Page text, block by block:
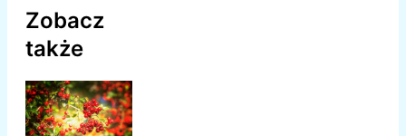
Zobacz
także